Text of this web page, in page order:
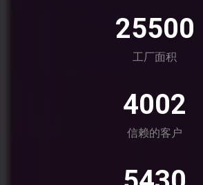
25500
工厂面积
4002
信赖的客户